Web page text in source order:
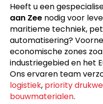
Heeft u een
aan Zee nodig voor
maritieme techniek,
automatisering?
economische zones
industriegebied en het
Ons ervaren team
logistiek, priority
bouwmaterialen.